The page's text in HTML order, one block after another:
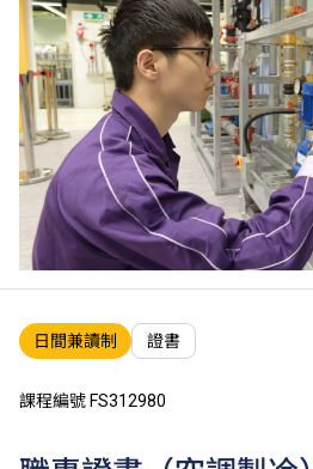
日間兼讀制 證書
課程編號 FS312980